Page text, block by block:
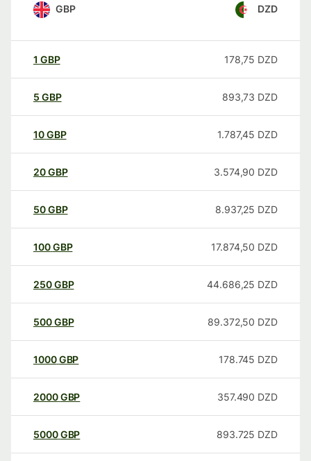
GBP DZD
1 GBP 178,75 DZD
5 GBP 893,73 DZD
10GBP 1.787,45 DZD
20GBP 3.574,90 DZD
50GBP 8.937,25 DZD
100GBP 17.874,50 DZD
250GBP 44.686,25 DZD
500GBP 89.372,50 DZD
1000GBP 178.745 DZD
2000GBP 357.490 DZD
5000GBP 893.725 DZD